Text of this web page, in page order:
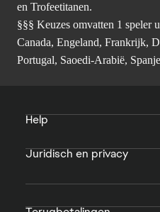
Beantwoord de oproep en
§§ Keuzes uit Knockout
en Trofeetitanen.
§§§ Keuzes omvatten 1 speler
Help
Juridisch en privacy